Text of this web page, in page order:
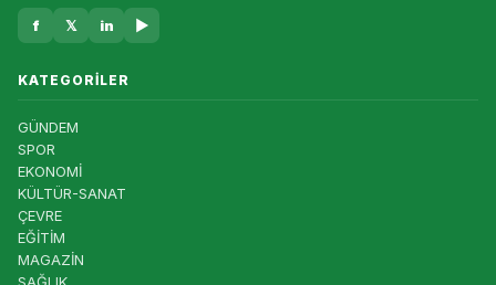
f 𝕏 in ▶
KATEGORILER
GÜNDEM
SPOR
EKONOMİ
KÜLTÜR-SANAT
ÇEVRE
EĞİTİM
MAGAZİN
SAĞLIK